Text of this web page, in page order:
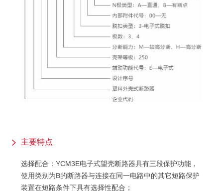
主要特点
选择配合：YCM3E电子式望壳断路器具有三段保护功能，
使用类别为B的断路器与连接在同一电路中的其它短路保护
装置在短路条件下具有选择性配合；